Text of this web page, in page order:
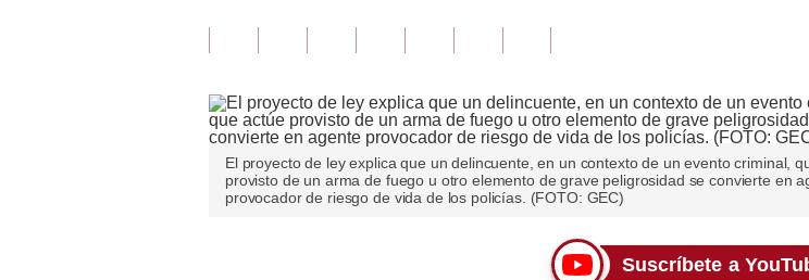
El proyecto de ley explica que un delincuente, en un contexto de un evento criminal,
provisto de un arma de fuego u otro elemento de grave peligrosidad se convierte en
provocador de riesgo de vida de los policías. (FOTO: GEC)
Suscríbete a